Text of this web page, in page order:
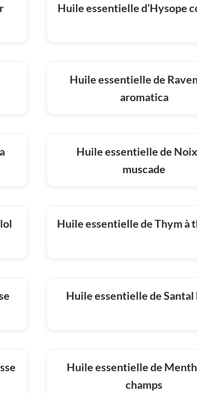
Huile essentielle d’Hysope
Huile essentielle de
aromatica
Huile essentielle de
muscade
Huile essentielle de Thym à
Huile essentielle de Santal
Huile essentielle de
champs